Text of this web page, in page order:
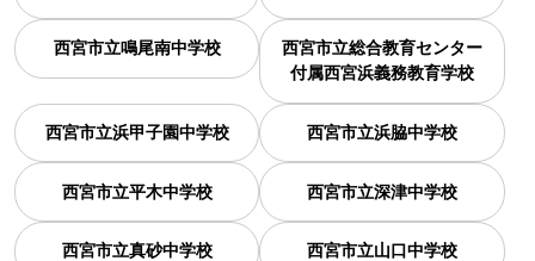
西宮市立鳴尾南中学校
西宮市立総合教育センター
付属西宮浜義務教育学校
西宮市立浜甲子園中学校 西宮市立浜脇中学校
西宮市立平木中学校 西宮市立深津中学校
西宮市立真砂中学校 西宮市立山口中学校